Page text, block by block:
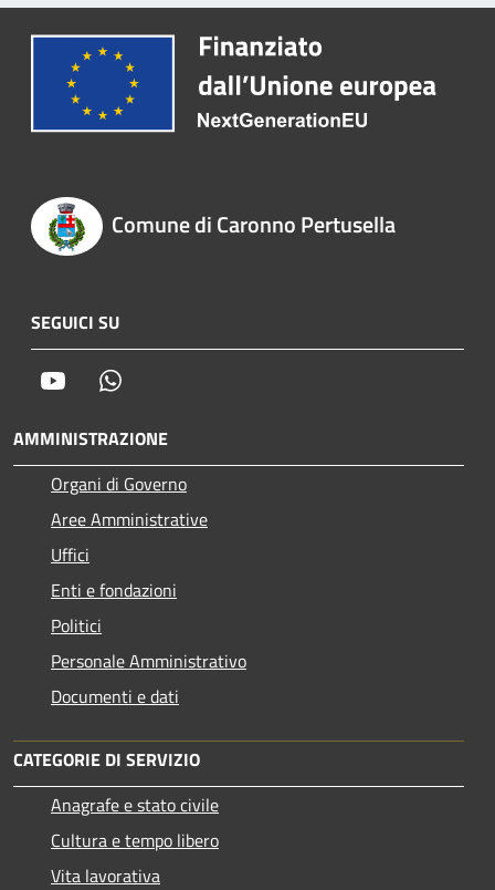
Comune di Caronno Pertusella
SEGUICI SU
Youtube
AMMINISTRAZIONE
Organi di Governo
Aree Amministrative
Uffici
Enti e fondazioni
Politici
Personale Amministrativo
Documenti e dati
CATEGORIE DI SERVIZIO
Anagrafe e stato civile
Cultura e tempo libero
Vita lavorativa